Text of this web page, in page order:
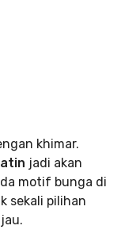
khimar.
jadi akan
motif bunga di
sekali pilihan